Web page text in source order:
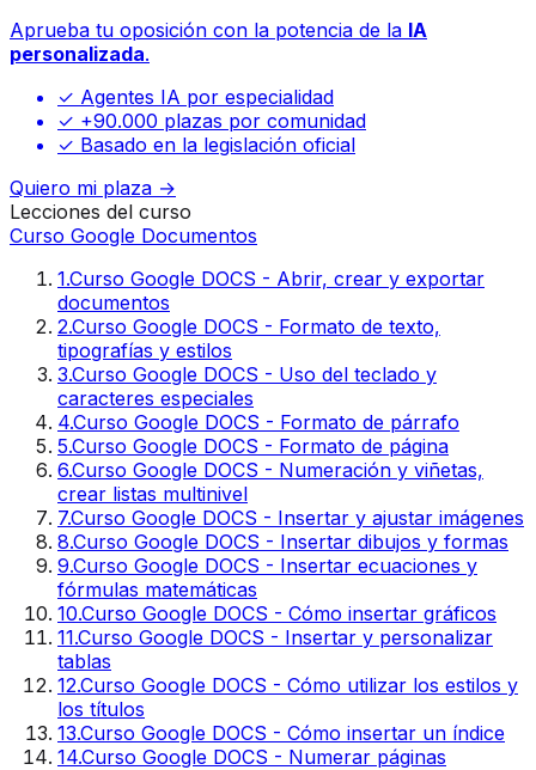
Aprueba tu oposición con la potencia de la IA
personalizada.
✓ Agentes IA por especialidad
✓ +90.000 plazas por comunidad
✓ Basado en la legislación oficial
Quiero mi plaza →
Lecciones del curso
Curso Google Documentos
1.Curso Google DOCS - Abrir, crear y exportar
documentos
2.Curso Google DOCS - Formato de texto,
tipografías y estilos
3.Curso Google DOCS - Uso del teclado y
caracteres especiales
4.Curso Google DOCS - Formato de párrafo
5.Curso Google DOCS - Formato de página
6.Curso Google DOCS - Numeración y viñetas,
crear listas multinivel
7.Curso Google DOCS - Insertar y ajustar imágenes
8.Curso Google DOCS - Insertar dibujos y formas
9.Curso Google DOCS - Insertar ecuaciones y
fórmulas matemáticas
10.Curso Google DOCS - Cómo insertar gráficos
11.Curso Google DOCS - Insertar y personalizar
tablas
12.Curso Google DOCS - Cómo utilizar los estilos y
los títulos
13.Curso Google DOCS - Cómo insertar un índice
14.Curso Google DOCS - Numerar páginas